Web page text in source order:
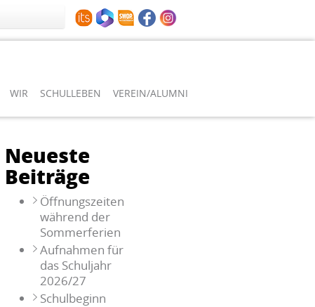
WIR SCHULLEBEN VEREIN/ALUMNI
Neueste
Beiträge
Öffnungszeiten
während der
Sommerferien
Aufnahmen für
das Schuljahr
2026/27
Schulbeginn